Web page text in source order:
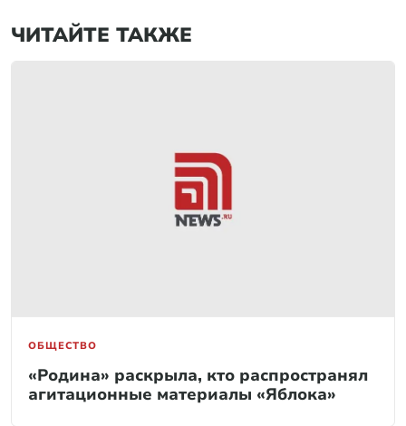
ЧИТАЙТЕ ТАКЖЕ
ОБЩЕСТВО
«Родина» раскрыла, кто распространял
агитационные материалы «Яблока»